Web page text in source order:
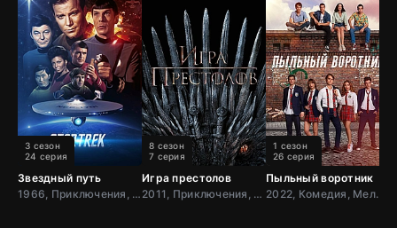
Звездный путь
1966, Приключения, Фантастика, Боевик, США
3 сезон
24 серия
Игра престолов
2011, Приключения, Фэнтези, Блокбастер, Мистический, Боевик, Зарубежный, Мелодрама, Драма, США,
8 сезон
7 серия
Пыльный воротник
2022, Комедия, Мелодрама, Турция
1 сезон
26 серия